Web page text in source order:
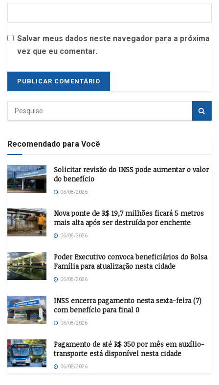
Salvar meus dados neste navegador para a próxima
vez que eu comentar.
Recomendado para Você
Solicitar revisão do INSS pode aumentar o valor
do benefício
06/08/2026
Nova ponte de R$ 19,7 milhões ficará 5 metros
mais alta após ser destruída por enchente
06/08/2026
Poder Executivo convoca beneficiários do Bolsa
Família para atualização nesta cidade
06/08/2026
INSS encerra pagamento nesta sexta-feira (7)
com benefício para final 0
06/08/2026
Pagamento de até R$ 350 por mês em auxílio-
transporte está disponível nesta cidade
06/08/2026